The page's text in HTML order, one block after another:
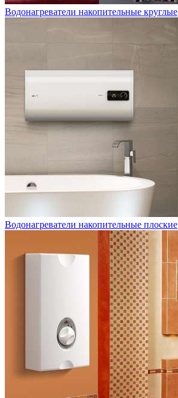
Водонагреватели накопительные круглые
Водонагреватели накопительные плоские